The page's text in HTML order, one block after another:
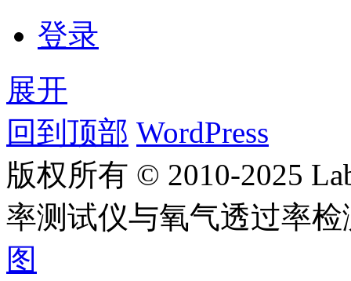
登录
展开
回到顶部 WordPress
版权所有 © 2010-2025
率测试仪与氧气透过率
图